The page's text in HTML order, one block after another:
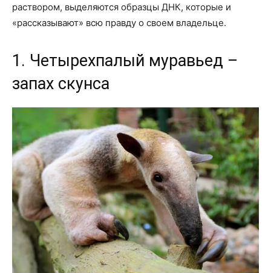
раствором, выделяются образцы ДНК, которые и
«рассказывают» всю правду о своем владельце.
1. Четырехпалый муравьед –
запах скунса